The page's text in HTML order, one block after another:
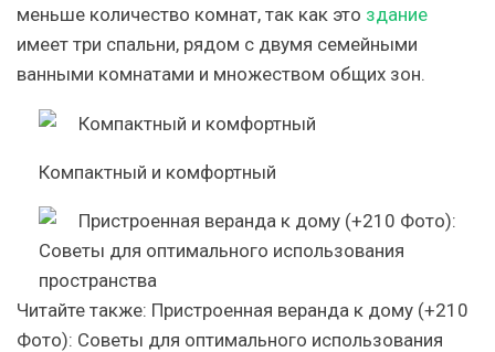
меньше количество комнат, так как это здание
имеет три спальни, рядом с двумя семейными
ванными комнатами и множеством общих зон.
Компактный и комфортный
Читайте также: Пристроенная веранда к дому (+210
Фото): Советы для оптимального использования